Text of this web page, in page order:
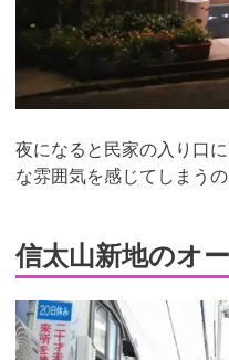
夜になると民家の入り口
な雰囲気を感じてしまう
信太山新地のオ